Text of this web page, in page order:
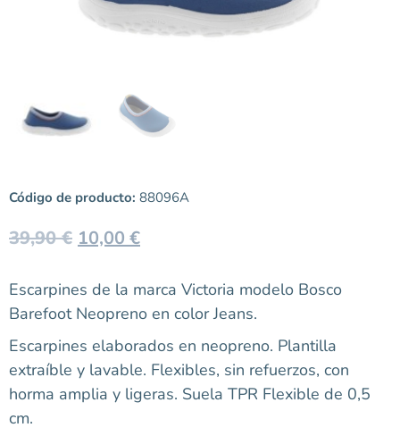
Código de producto: 88096A
39,90€ 10,00 €
Escarpines de la marca Victoria modelo Bosco
Barefoot Neopreno en color Jeans.
Escarpines elaborados en neopreno. Plantilla
extraíble y lavable. Flexibles, sin refuerzos, con
horma amplia y ligeras. Suela TPR Flexible de 0,5
cm.